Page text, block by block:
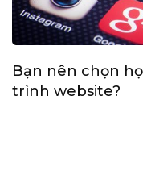
Bạn nên chọn
trình website?